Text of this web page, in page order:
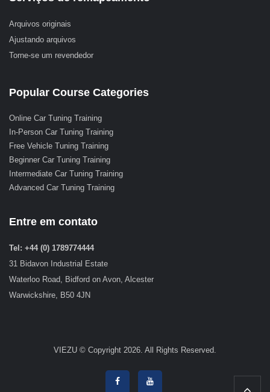
Arquivos originais
Ajustando arquivos
Torne-se um revendedor
Popular Course Categories
Online Car Tuning Training
In-Person Car Tuning Training
Free Vehicle Tuning Training
Beginner Car Tuning Training
Intermediate Car Tuning Training
Advanced Car Tuning Training
Entre em contato
Tel: +44 (0) 1789774444
31 Bidavon Industrial Estate
Waterloo Road, Bidford on Avon, Alcester
Warwickshire, B50 4JN
VIEZU © Copyright 2026. All Rights Reserved.